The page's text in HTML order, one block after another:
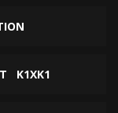
K1XK1